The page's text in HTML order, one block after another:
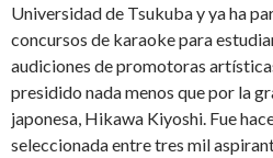
Universidad de Tsukuba y ya ha
concursos de karaoke para
audiciones de promotoras
presidido nada menos que por la
japonesa, Hikawa Kiyoshi. Fue
seleccionada entre tres mil